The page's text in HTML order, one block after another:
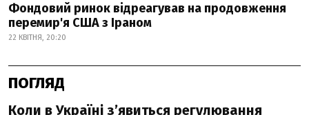
Фондовий ринок відреагував на продовження
перемир'я США з Іраном
22 КВІТНЯ, 20:20
ПОГЛЯД
Коли в Україні з’явиться регулювання